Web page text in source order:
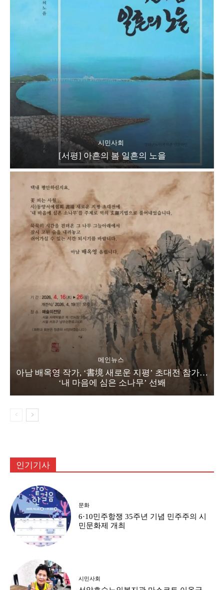
시민사회
[서평] 아흔의 봄 일흔의 노을
메인뉴스
아남 배옥영 작가, ‘書境 새로운 지평’ 초대전 참가…
‘내 마음에 심은 소나무’ 선봬
인기기사
문화
6·10민주항쟁 35주년 기념 민주주의 시
민문화제 개최
시민사회